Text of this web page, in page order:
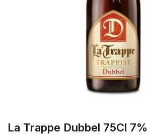
La Trappe Dubbel 75Cl 7%